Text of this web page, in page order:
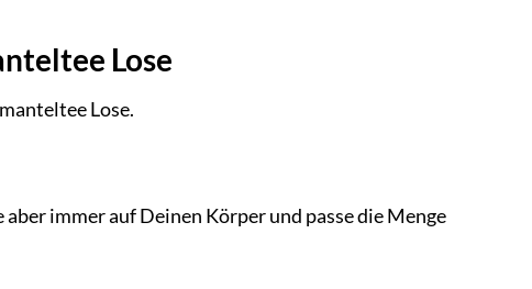
Lose
Lose.
immer auf Deinen Körper und passe die Menge